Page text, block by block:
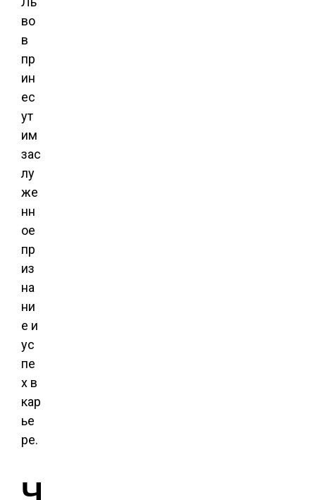
во
в
пр
ин
ес
ут
им
зас
лу
же
нн
ое
пр
из
на
ни
е и
ус
пе
х в
кар
ье
ре.